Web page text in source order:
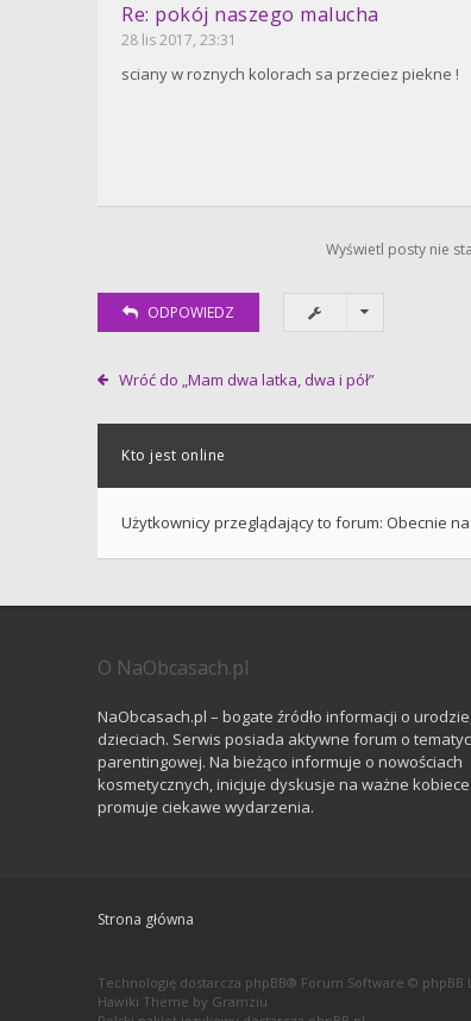
Re: pokój naszego malucha
28 lis 2017, 23:31
sciany w roznych kolorach sa przeciez piekne !
Wyświetl posty nie
ODPOWIEDZ
Wróć do „Mam dwa latka, dwa i pół”
Kto jest online
Użytkownicy przeglądający to forum: Obecnie
O NaObcasach.pl
NaObcasach.pl – bogate źródło informacji o
dzieciach. Serwis posiada aktywne forum o
parentingowej. Na bieżąco informuje o nowościach
kosmetycznych, inicjuje dyskusje na ważne
promuje ciekawe wydarzenia.
Strona główna
Technologię dostarcza phpBB® Forum Software © phpBB
Hawiki Theme by Gramziu